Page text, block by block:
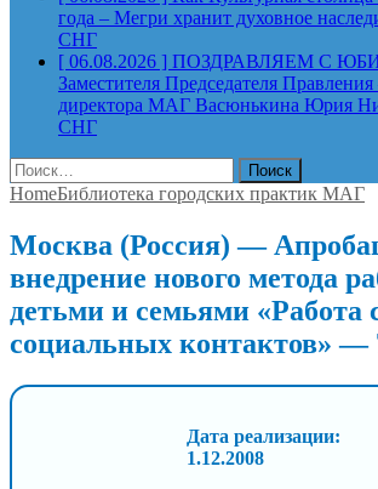
года – Мегри хранит духовное
СНГ
[ 06.08.2026 ] ПОЗДРАВЛЯЕМ С
Заместителя Председателя
директора МАГ Васюнькина Юрия
СНГ
Найти:
HomeБиблиотека городских практик МАГ
Москва (Россия) —
внедрение нового метода
детьми и семьями «Работа
социальных контактов» —
Дата реализации:
1.12.2008